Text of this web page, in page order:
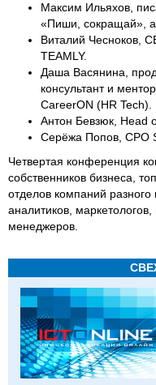
Максим Ильяхов,
«Пиши, сокращай»,
Виталий Чесноков,
TEAMLY.
Даша Васянина,
консультант и
CareerON (HR Tech).
Антон Бевзюк, Head
Серёжа Попов, СРО
Четвертая конференция
собственников бизнеса,
отделов компаний
аналитиков,
менеджеров.